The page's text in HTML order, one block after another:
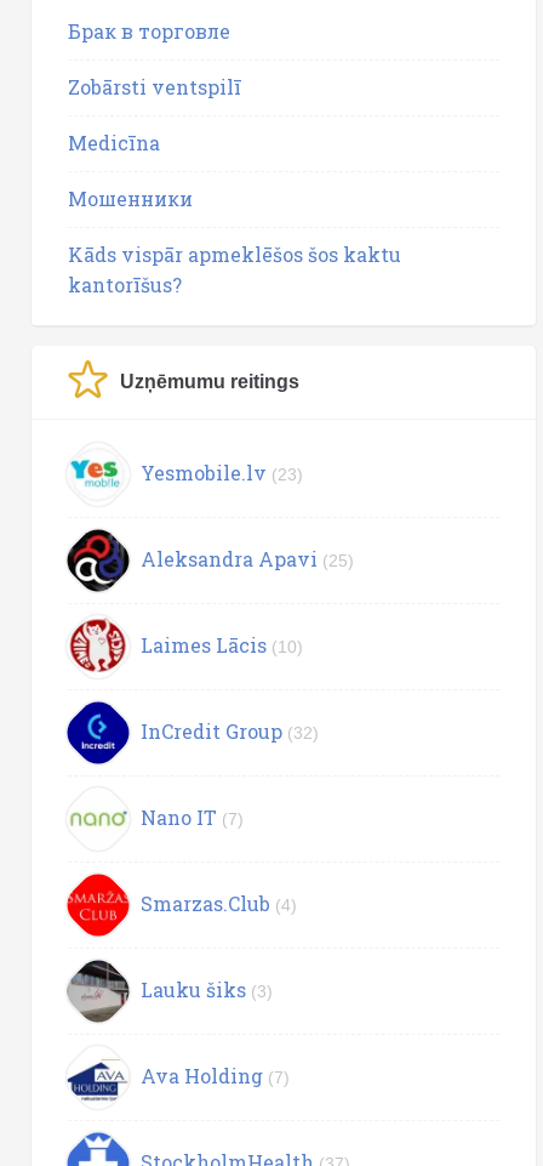
Брак в торговле
Zobārsti ventspilī
Medicīna
Мошенники
Kāds vispār apmeklēšos šos kaktu
kantorīšus?
Uzņēmumu reitings
Yesmobile.lv (23)
Aleksandra Apavi (25)
Laimes Lācis (10)
InCredit Group (32)
Nano IT (7)
Smarzas.Club (4)
Lauku šiks (3)
Ava Holding (7)